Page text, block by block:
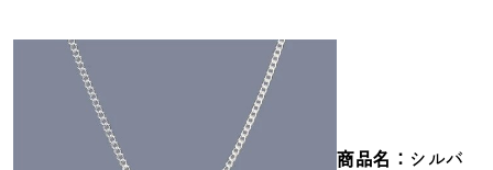
リングサイズ
商品名： シルバ